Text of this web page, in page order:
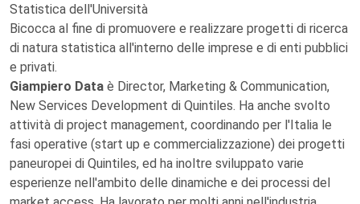
Statistica dell'Università
Bicocca al fine di promuovere e realizzare progetti di ricerca
di natura statistica all'interno delle imprese e di enti pubblici
e privati.
Giampiero Data è Director, Marketing & Communication,
New Services Development di Quintiles. Ha anche svolto
attività di project management, coordinando per l'Italia le
fasi operative (start up e commercializzazione) dei progetti
paneuropei di Quintiles, ed ha inoltre sviluppato varie
esperienze nell'ambito delle dinamiche e dei processi del